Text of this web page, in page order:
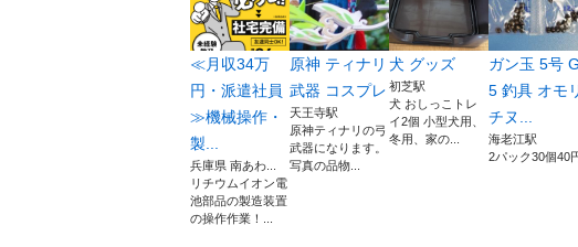
≪月収34万
円・派遣社員
≫機械操作・
製...
兵庫県 南あわ...
リチウムイオン電
池部品の製造装置
の操作作業！...
原神 ティナリ
武器 コスプレ
天王寺駅
原神ティナリの弓
武器になります。
写真の品物...
犬 グッズ
初芝駅
犬 おしっこトレ
イ2個 小型犬用、
冬用、家の...
ガン玉 5号 G
5 釣具 オモ
チヌ...
海老江駅
2パック30個40